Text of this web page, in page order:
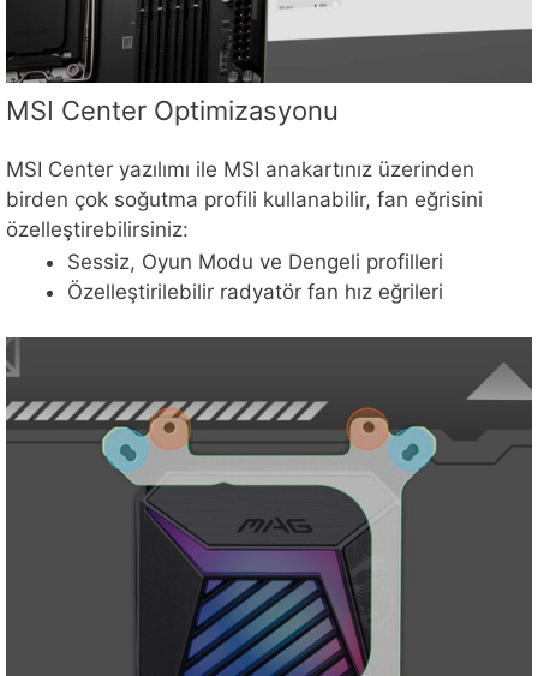
MSI Center Optimizasyonu
MSI Center yazılımı ile MSI anakartınız üzerinden
birden çok soğutma profili kullanabilir, fan eğrisini
özelleştirebilirsiniz:
Sessiz, Oyun Modu ve Dengeli profilleri
Özelleştirilebilir radyatör fan hız eğrileri